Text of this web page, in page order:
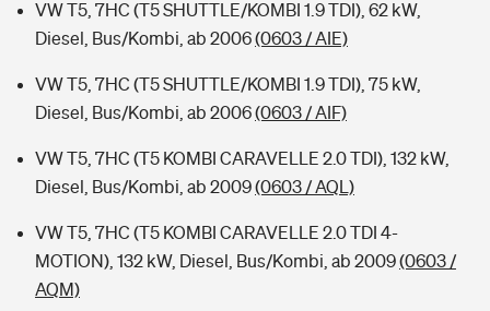
VW T5, 7HC (T5 SHUTTLE/KOMBI 1.9 TDI), 62 kW,
Diesel, Bus/Kombi, ab 2006(0603 / AIE)
VW T5, 7HC (T5 SHUTTLE/KOMBI 1.9 TDI), 75 kW,
Diesel, Bus/Kombi, ab 2006(0603 / AIF)
VW T5, 7HC (T5 KOMBI CARAVELLE 2.0 TDI), 132 kW,
Diesel, Bus/Kombi, ab 2009(0603 / AQL)
VW T5, 7HC (T5 KOMBI CARAVELLE 2.0 TDI 4-
MOTION), 132 kW, Diesel, Bus/Kombi, ab 2009(0603 /
AQM)